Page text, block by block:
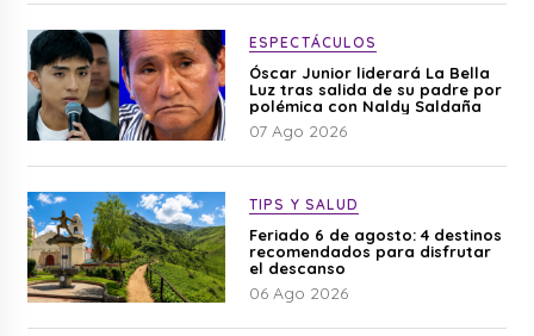
ESPECTÁCULOS
Óscar Junior liderará La Bella
Luz tras salida de su padre por
polémica con Naldy Saldaña
07 Ago 2026
TIPS Y SALUD
Feriado 6 de agosto: 4 destinos
recomendados para disfrutar
el descanso
06 Ago 2026